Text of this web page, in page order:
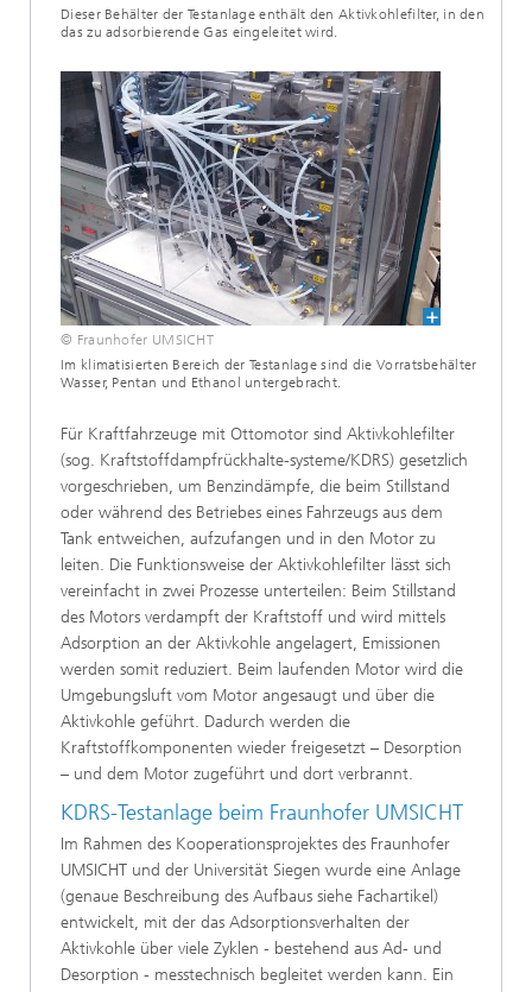
Dieser Behälter der Testanlage enthält den Aktivkohlefilter, in den
das zu adsorbierende Gas eingeleitet wird.
© Fraunhofer UMSICHT
Im klimatisierten Bereich der Testanlage sind die Vorratsbehälter
Wasser, Pentan und Ethanol untergebracht.
Für Kraftfahrzeuge mit Ottomotor sind Aktivkohlefilter
(sog. Kraftstoffdampfrückhalte-systeme/KDRS) gesetzlich
vorgeschrieben, um Benzindämpfe, die beim Stillstand
oder während des Betriebes eines Fahrzeugs aus dem
Tank entweichen, aufzufangen und in den Motor zu
leiten. Die Funktionsweise der Aktivkohlefilter lässt sich
vereinfacht in zwei Prozesse unterteilen: Beim Stillstand
des Motors verdampft der Kraftstoff und wird mittels
Adsorption an der Aktivkohle angelagert, Emissionen
werden somit reduziert. Beim laufenden Motor wird die
Umgebungsluft vom Motor angesaugt und über die
Aktivkohle geführt. Dadurch werden die
Kraftstoffkomponenten wieder freigesetzt – Desorption
– und dem Motor zugeführt und dort verbrannt.
KDRS-Testanlage beim Fraunhofer UMSICHT
Im Rahmen des Kooperationsprojektes des Fraunhofer
UMSICHT und der Universität Siegen wurde eine Anlage
(genaue Beschreibung des Aufbaus siehe Fachartikel)
entwickelt, mit der das Adsorptionsverhalten der
Aktivkohle über viele Zyklen - bestehend aus Ad- und
Desorption - messtechnisch begleitet werden kann. Ein